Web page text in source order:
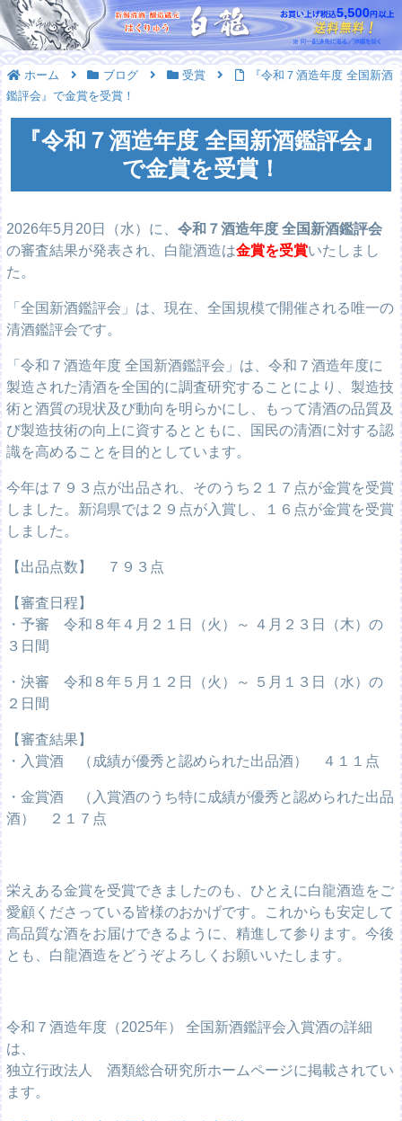
ホーム ブログ 受賞
『令和７酒造年度 全国新酒
鑑評会』で金賞を受賞！
『令和７酒造年度 全国新酒鑑評会』
で金賞を受賞！
2026年5月20日（水）に、令和７酒造年度 全国新酒鑑評会
の審査結果が発表され、白龍酒造は金賞を受賞いたしまし
た。
「全国新酒鑑評会」は、現在、全国規模で開催される唯一の
清酒鑑評会です。
「令和７酒造年度 全国新酒鑑評会」は、令和７酒造年度に
製造された清酒を全国的に調査研究することにより、製造技
術と酒質の現状及び動向を明らかにし、もって清酒の品質及
び製造技術の向上に資するとともに、国民の清酒に対する認
識を高めることを目的としています。
今年は７９３点が出品され、そのうち２１７点が金賞を受賞
しました。新潟県では２９点が入賞し、１６点が金賞を受賞
しました。
【出品点数】 ７９３点
【審査日程】
・予審 令和８年４月２１日（火）～ ４月２３日（木）の
３日間
・決審 令和８年５月１２日（火）～ ５月１３日（水）の
２日間
【審査結果】
・入賞酒 （成績が優秀と認められた出品酒） ４１１点
・金賞酒 （入賞酒のうち特に成績が優秀と認められた出品
酒） ２１７点
栄えある金賞を受賞できましたのも、ひとえに白龍酒造をご
愛顧くださっている皆様のおかげです。これからも安定して
高品質な酒をお届けできるように、精進して参ります。今後
とも、白龍酒造をどうぞよろしくお願いいたします。
令和７酒造年度（2025年） 全国新酒鑑評会入賞酒の詳細
は、
独立行政法人 酒類総合研究所ホームページに掲載されてい
ます。